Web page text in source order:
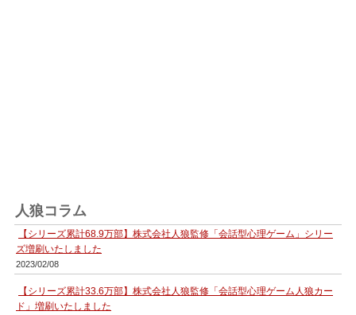
人狼コラム
【シリーズ累計68.9万部】株式会社人狼監修「会話型心理ゲーム」シリー
ズ増刷いたしました
2023/02/08
【シリーズ累計33.6万部】株式会社人狼監修「会話型心理ゲーム人狼カー
ド」増刷いたしました